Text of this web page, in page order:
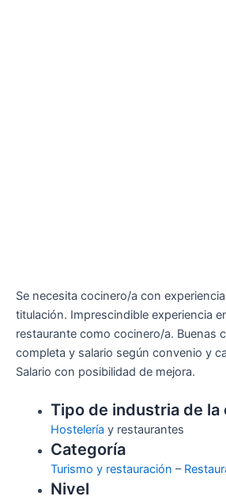
Se necesita cocinero/a con
titulación. Imprescindible experiencia
restaurante como cocinero/a. Buenas
completa y salario según convenio y
Salario con posibilidad de mejora.
Tipo de industria de la
Hostelería y restaurantes
Categoría
Turismo y restauración –
Nivel